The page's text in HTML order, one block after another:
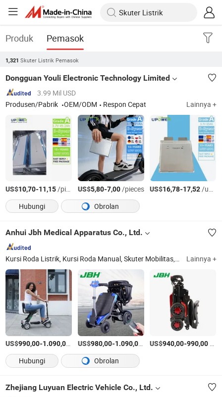
Produk Pemasok
1,321 Skuter Listrik Pemasok
Dongguan Youli Electronic Technology Limited
3.99 Mil USD
Produsen/Pabrik
OEM/ODM Respon Cepat Lainnya +
US$10,70-11,15/pieces US$5,80-7,00/pieces US$16,78-17,52/units
Hubungi
Obrolan
Anhui Jbh Medical Apparatus Co., Ltd.
Kursi Roda Listrik, Kursi Roda Manual, Skuter Mobilitas, Kursi Roda Berdiri, Kursi Roda Serat Karbon, Baterai Kursi Roda, Alat Angkat Pasien, Alat Bantu Jalan, Pengendali Kursi Roda, Skuter Lipat Jarak Jauh Lainnya +
US$990,00-1.090,00 /Bagian
US$980,00-1.090,00 /setUS$940,00-990,00
Hubungi
Obrolan
Zhejiang Luyuan Electric Vehicle Co., Ltd.